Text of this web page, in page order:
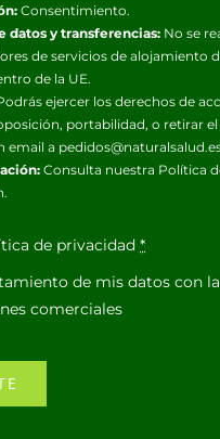
Consentimiento.
datos y transferencias: No se
de servicios de alojamiento
de la UE.
ejercer los derechos de
portabilidad, o retirar
email a
Consulta nuestra Política
de privacidad*
de mis datos con
comerciales